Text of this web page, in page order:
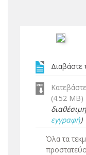
Διαβάστε
(4.52 MB)
εγγραφή)
Όλα τα